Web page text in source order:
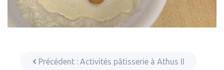
Précédent : Activités pâtisserie à Athus II